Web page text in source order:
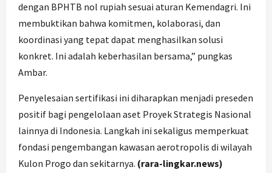
dengan BPHTB nol rupiah sesuai aturan Kemendagri. Ini
membuktikan bahwa komitmen, kolaborasi, dan
koordinasi yang tepat dapat menghasilkan solusi
konkret. Ini adalah keberhasilan bersama,” pungkas
Ambar.
Penyelesaian sertifikasi ini diharapkan menjadi preseden
positif bagi pengelolaan aset Proyek Strategis Nasional
lainnya di Indonesia. Langkah ini sekaligus memperkuat
fondasi pengembangan kawasan aerotropolis di wilayah
Kulon Progo dan sekitarnya. (rara-lingkar.news)